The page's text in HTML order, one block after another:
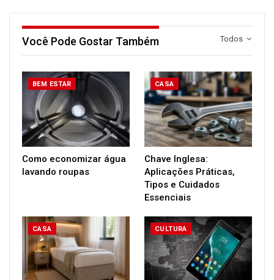
Todos
Você Pode Gostar Também
BEM ESTAR
Como economizar água
lavando roupas
CASA
Chave Inglesa:
Aplicações Práticas,
Tipos e Cuidados
Essenciais
CASA CULTURA